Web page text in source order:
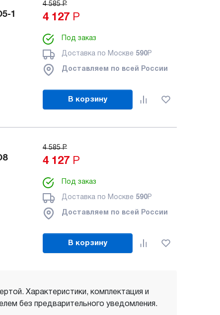
1
4 585 Р
4 127 Р
Под заказ
Доставка по Москве 590Р
Доставляем по всей России
В корзину
4 585 Р
4 127 Р
Под заказ
Доставка по Москве 590Р
Доставляем по всей России
В корзину
Характеристики, комплектация и
без предварительного уведомления.